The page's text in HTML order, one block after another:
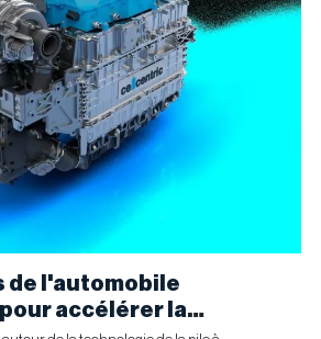
de l'automobile
accélérer la